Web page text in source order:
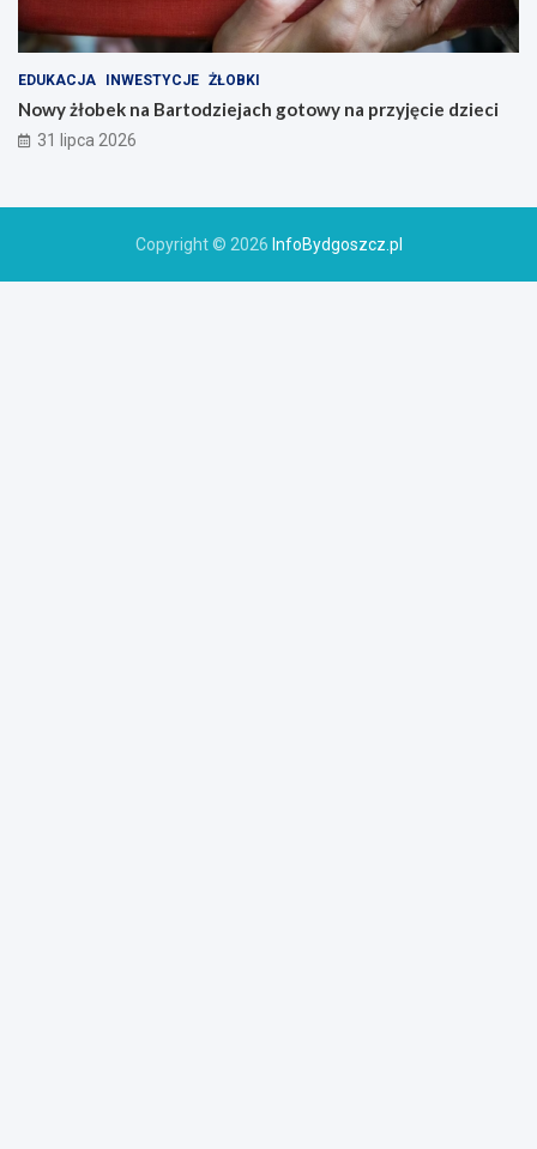
EDUKACJA INWESTYCJE ŻŁOBKI
Nowy żłobek na Bartodziejach gotowy na przyjęcie dzieci
31 lipca 2026
Copyright © 2026 InfoBydgoszcz.pl